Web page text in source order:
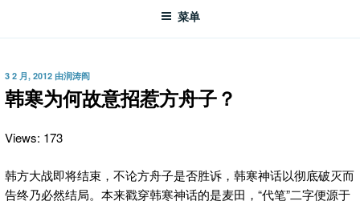
菜单
发
布
于
3 2 月, 2012 由润涛阎
韩寒为何故意招惹方舟子？
Views: 173
韩方大战即将结束，不论方舟子是否胜诉，韩寒神话以彻底破灭而
告终乃必然结局。本来戳穿韩寒神话的是麦田，“代笔”二字便源于